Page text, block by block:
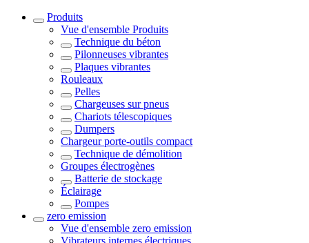
Produits
Vue d'ensemble Produits
Technique du béton
Pilonneuses vibrantes
Plaques vibrantes
Rouleaux
Pelles
Chargeuses sur pneus
Chariots télescopiques
Dumpers
Chargeur porte-outils compact
Technique de démolition
Groupes électrogènes
Batterie de stockage
Éclairage
Pompes
zero emission
Vue d'ensemble zero emission
Vibrateurs internes électriques